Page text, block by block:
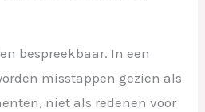
bespreekbaar. In een
misstappen gezien als
niet als redenen voor